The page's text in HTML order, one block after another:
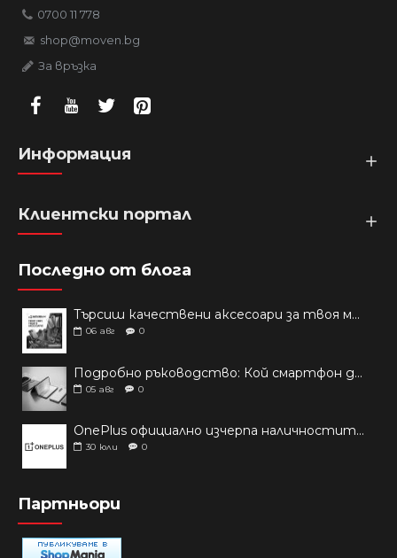
0700 11 778
shop@moven.bg
За връзка
Информация
Клиентски портал
Последно от блога
Търсиш качествени аксесоари за твоя модел? Как правилно да защитим новия си смартфон: Ръководство за аксесоари през 2026 г.
06 авг 0
Подробно ръководство: Кой смартфон да купиш през 2026 г.?
05 авг 0
OnePlus официално изчерпа наличностите си от телефони на основни пазари
30 юли 0
Партньори